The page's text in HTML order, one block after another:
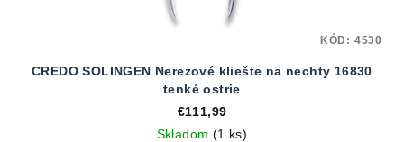
CREDO SOLINGEN Nerezové kliešte na nechty 16830
tenké ostrie
€111,99
Skladom (1 ks)
KÓD: 4530